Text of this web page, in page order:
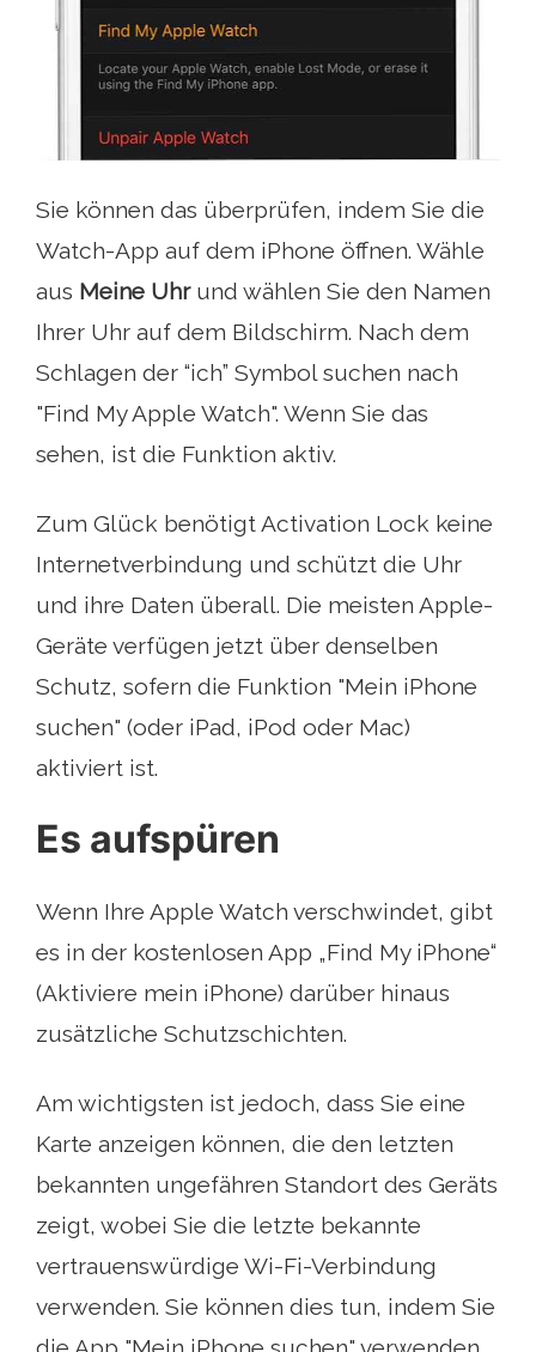
Sie können das überprüfen, indem Sie die
Watch-App auf dem iPhone öffnen. Wähle
aus Meine Uhrund wählen Sie den Namen
Ihrer Uhr auf dem Bildschirm. Nach dem
Schlagen der “ich” Symbol suchen nach
"Find My Apple Watch". Wenn Sie das
sehen, ist die Funktion aktiv.
Zum Glück benötigt Activation Lock keine
Internetverbindung und schützt die Uhr
und ihre Daten überall. Die meisten Apple-
Geräte verfügen jetzt über denselben
Schutz, sofern die Funktion "Mein iPhone
suchen" (oder iPad, iPod oder Mac)
aktiviert ist.
Es aufspüren
Wenn Ihre Apple Watch verschwindet, gibt
es in der kostenlosen App „Find My iPhone“
(Aktiviere mein iPhone) darüber hinaus
zusätzliche Schutzschichten.
Am wichtigsten ist jedoch, dass Sie eine
Karte anzeigen können, die den letzten
bekannten ungefähren Standort des Geräts
zeigt, wobei Sie die letzte bekannte
vertrauenswürdige Wi-Fi-Verbindung
verwenden. Sie können dies tun, indem Sie